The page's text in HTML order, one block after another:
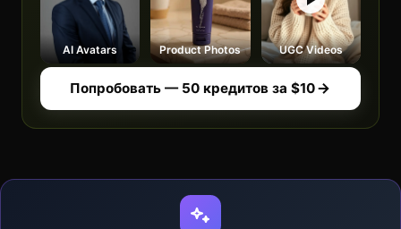
AI Avatars Product Photos UGC Videos
Попробовать — 50 кредитов за $10